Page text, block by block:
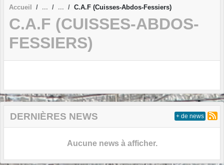
Accueil C.A.F (Cuisses-Abdos-Fessiers)
C.A.F (CUISSES-ABDOS-
FESSIERS)
DERNIÈRES NEWS
Aucune news à afficher.
+ de news